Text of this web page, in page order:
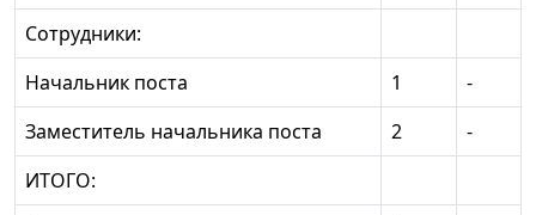
Сотрудники:
Начальник поста
1
-
Заместитель начальника поста
2
-
ИТОГО: